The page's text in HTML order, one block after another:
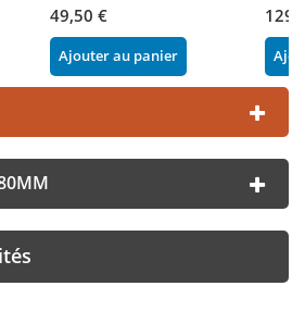
49,50 €
Ajouter au panier